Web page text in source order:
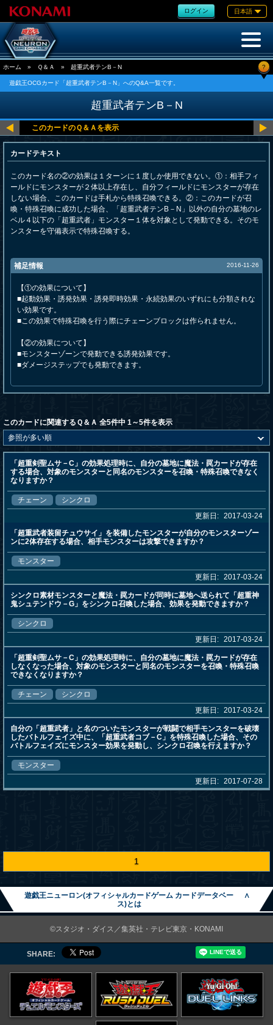
ログイン 日本語
ホーム » Ｑ＆Ａ » 超重武者テンB－N ?
遊戯王OCGカード「超重武者テンB－N」へのQ&A一覧です。
超重武者テンB－N
カードテキスト
このカード名の②の効果は１ターンに１度しか使用できない。①：相手フィ
ールドにモンスターが２体以上存在し、自分フィールドにモンスターが存在
しない場合、このカードは手札から特殊召喚できる。②：このカードが召
喚・特殊召喚に成功した場合、「超重武者テンB－N」以外の自分の墓地のレ
ベル４以下の「超重武者」モンスター１体を対象として発動できる。そのモ
ンスターを守備表示で特殊召喚する。
補足情報 2016-11-26
【①の効果について】
■起動効果・誘発効果・誘発即時効果・永続効果のいずれにも分類されな
い効果です。
■この効果で特殊召喚を行う際にチェーンブロックは作られません。
【②の効果について】
■モンスターゾーンで発動できる誘発効果です。
■ダメージステップでも発動できます。
このカードに関連するＱ＆Ａ 全5件中 1～5件を表示
「超重剣聖ムサ－C」の効果処理時に、自分の墓地に魔法・罠カードが存在
する場合、対象のモンスターと同名のモンスターを召喚・特殊召喚できなく
なりますか？
チェーン
シンクロ
更新日: 2017-03-24
「超重武者装留チュウサイ」を装備したモンスターが自分のモンスターゾー
ンに2体存在する場合、相手モンスターは攻撃できますか？
モンスター
更新日: 2017-03-24
シンクロ素材モンスターと魔法・罠カードが同時に墓地へ送られて「超重神
鬼シュテンドウ－G」をシンクロ召喚した場合、効果を発動できますか？
シンクロ
更新日: 2017-03-24
「超重剣聖ムサ－C」の効果処理時に、自分の墓地に魔法・罠カードが存在
しなくなった場合、対象のモンスターと同名のモンスターを召喚・特殊召喚
できなくなりますか？
チェーン
シンクロ
更新日: 2017-03-24
自分の「超重武者」と名のついたモンスターが戦闘で相手モンスターを破壊
したバトルフェイズ中に、「超重武者コブ－C」を特殊召喚した場合、その
バトルフェイズにモンスター効果を発動し、シンクロ召喚を行えますか？
モンスター
更新日: 2017-07-28
1
遊戯王ニューロン(オフィシャルカードゲーム カードデータベー
ス)とは
∧
©スタジオ・ダイス／集英社・テレビ東京・KONAMI
SHARE: